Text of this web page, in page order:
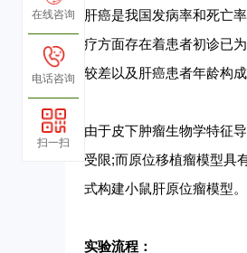
肝癌是我国发病率和死亡
疗方面存在着患者初诊已
较差以及肝癌患者年龄构
由于皮下肿瘤生物学特征
受限;而原位移植瘤模型具
式构建小鼠肝原位瘤模型。
实验流程：
在线咨询
电话咨询
扫一扫